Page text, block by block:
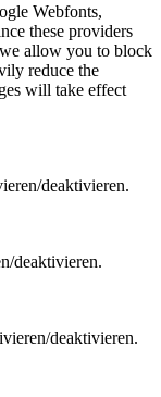
Webfonts,
these providers
allow you to block
reduce the
will take effect
deaktivieren.
deaktivieren.
deaktivieren.